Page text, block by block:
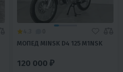
МОПЕД MINSK D4 125 M1NSK
120 000 ₽